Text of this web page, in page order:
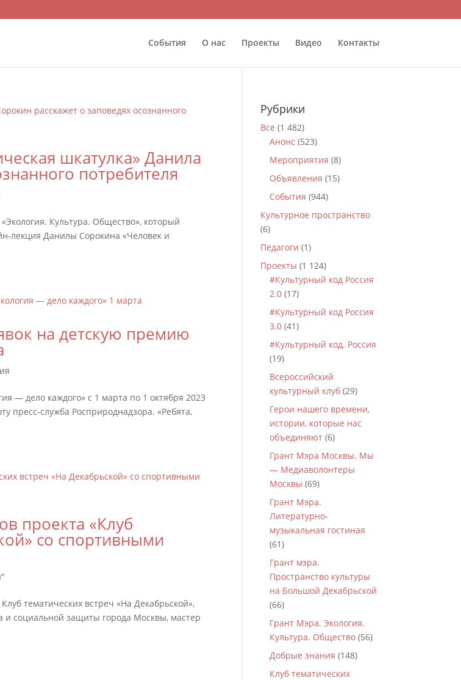
События О нас Проекты Видео Контакты
шкатулка» Данила
потребителя
Культура. Общество», который
лекция Данилы Сорокина «Человек и
на детскую премию
— дело каждого» с 1 марта по 1 октября 2023
пресс-служба Росприроднадзора. «Ребята,
проекта «Клуб
со спортивными
тематических встреч «На Декабрьской»,
и социальной защиты города Москвы, мастер
Рубрики
Все (1 482)
Анонс (523)
Мероприятия (8)
Объявления (15)
События (944)
Культурное пространство
(6)
Педагоги (1)
Проекты (1 124)
#Культурный код Россия
2.0 (17)
#Культурный код Россия
3.0 (41)
#Культурный код. Россия
(19)
Всероссийский
культурный клуб (29)
Герои нашего времени,
истории, которые нас
объединяют (6)
Грант Мэра Москвы. Мы
— Медиаволонтеры
Москвы (69)
Грант Мэра.
Литературно-
музыкальная гостиная
(61)
Грант мэра.
Пространство культуры
на Большой Декабрьской
(66)
Грант Мэра. Экология.
Культура. Общество (56)
Добрые знания (148)
Клуб тематических